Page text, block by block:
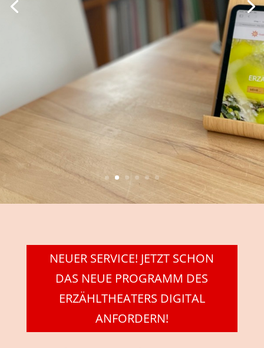
NEUER SERVICE! JETZT SCHON
DAS NEUE PROGRAMM DES
ERZÄHLTHEATERS DIGITAL
ANFORDERN!